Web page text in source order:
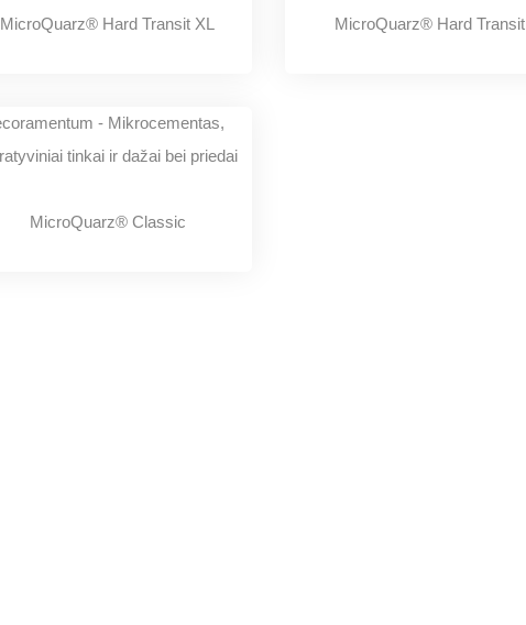
MicroQuarz® Hard Transit XL MicroQuarz® Hard Transit
MicroQuarz® Classic